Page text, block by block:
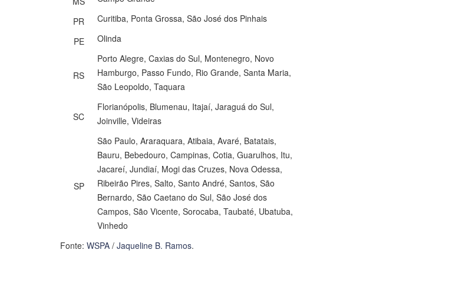
PR
Curitiba, Ponta Grossa, São José dos Pinhais
PE
Olinda
RS
Porto Alegre, Caxias do Sul, Montenegro, Novo
Hamburgo, Passo Fundo, Rio Grande, Santa Maria,
São Leopoldo, Taquara
SC
Florianópolis, Blumenau, Itajaí, Jaraguá do Sul,
Joinville, Videiras
SP
São Paulo, Araraquara, Atibaia, Avaré, Batatais,
Bauru, Bebedouro, Campinas, Cotia, Guarulhos, Itu,
Jacareí, Jundiaí, Mogi das Cruzes, Nova Odessa,
Ribeirão Pires, Salto, Santo André, Santos, São
Bernardo, São Caetano do Sul, São José dos
Campos, São Vicente, Sorocaba, Taubaté, Ubatuba,
Vinhedo
Fonte: WSPA / Jaqueline B. Ramos.